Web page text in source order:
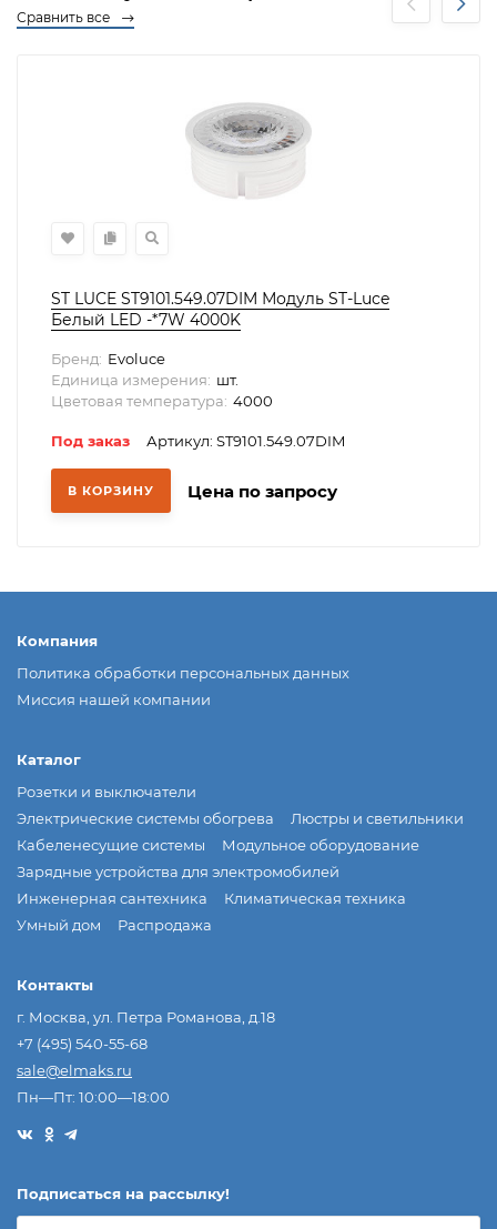
Сравнить все
ST LUCE ST9101.549.07DIM Модуль ST-Luce
Белый LED -*7W 4000K
Бренд: Evoluce
Единица измерения: шт.
Цветовая температура: 4000
Под заказ Артикул: ST9101.549.07DIM
В КОРЗИНУ Цена по запросу
Компания
Политика обработки персональных данных
Миссия нашей компании
Каталог
Розетки и выключатели
Электрические системы обогрева
Люстры и светильники
Кабеленесущие системы
Модульное оборудование
Зарядные устройства для электромобилей
Инженерная сантехника
Климатическая техника
Умный дом
Распродажа
Контакты
г. Москва, ул. Петра Романова, д.18
+7 (495) 540-55-68
sale@elmaks.ru
Пн—Пт: 10:00—18:00
Подписаться на рассылкy!